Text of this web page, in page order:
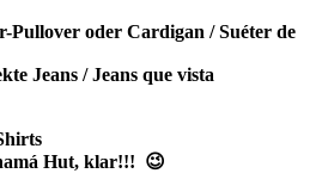
Pullover oder Cardigan / Suéter de
Jeans / Jeans que vista
Hut, klar!!! 😉